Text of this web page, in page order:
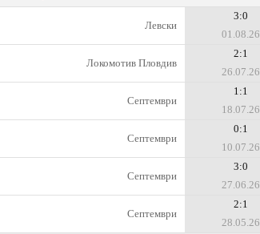
Левски
3:0
01.08.26
Локомотив Пловдив
2:1
26.07.26
Септември
1:1
18.07.26
Септември
0:1
10.07.26
Септември
3:0
27.06.26
Септември
2:1
28.05.26